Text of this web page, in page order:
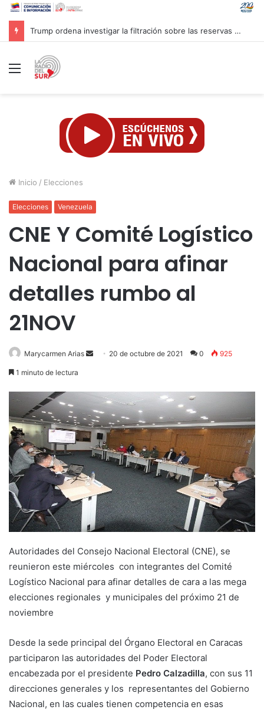
Inaugurado en Cuba XXIV Encuentro Internacional de Partidos Comunistas y Obreros
Menú
Inicio / Elecciones
Elecciones Venezuela
CNE Y Comité Logístico
Nacional para afinar
detalles rumbo al
21NOV
Marycarmen Arias
Send 20 de octubre de 2021 0 925
1 minuto de lectura
Autoridades del Consejo Nacional Electoral (CNE), se
reunieron este miércoles con integrantes del Comité
Logístico Nacional para afinar detalles de cara a las mega
elecciones regionales y municipales del próximo 21 de
noviembre
Desde la sede principal del Órgano Electoral en Caracas
participaron las autoridades del Poder Electoral
encabezada por el presidente Pedro Calzadilla, con sus 11
direcciones generales y los representantes del Gobierno
Nacional, en las cuales tienen competencia en esas